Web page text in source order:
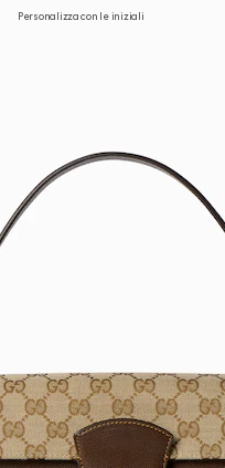
Personalizza con le iniziali